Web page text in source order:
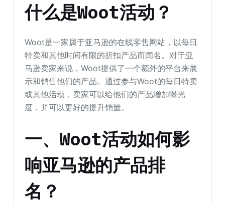
什么是Woot活动？
Woot是一家属于亚马逊的在线零售网站，以每日
特卖和其他时间有限的折扣产品而闻名。对于亚
马逊卖家来说，Woot提供了一个额外的平台来展
示和销售他们的产品。通过参与Woot的每日特卖
或其他活动，卖家可以给他们的产品增加曝光
度，并可以更好的提升销量。
一、Woot活动如何影
响亚马逊的产品排
名？